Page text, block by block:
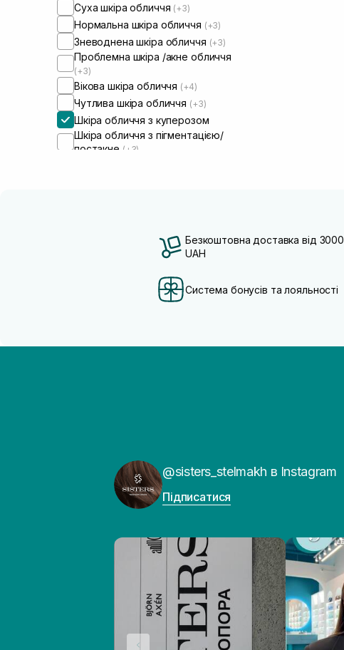
Суха шкіра обличчя (+3)
Нормальна шкіра обличчя (+3)
Зневоднена шкіра обличчя (+3)
Проблемна шкіра /акне обличчя
(+3)
Вікова шкіра обличчя (+4)
Чутлива шкіра обличчя (+3)
Шкіра обличчя з куперозом
Шкіра обличчя з пігментацією/
постакне (+3)
Безкоштовна доставка від 3000
UAH
Система бонусів та лояльності
@sisters_stelmakh в Instagram
Підписатися